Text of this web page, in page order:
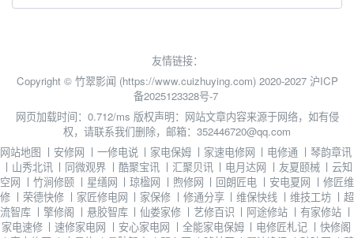
友情链接：
Copyright © 竹翠影闻 (https://www.cuizhuying.com) 2020-2027 沪ICP
备2025123328号-7
网页加载时间：0.712/ms 版权声明：网站文章内容来源于网络，如有侵
权，请联系我们删除，邮箱：352446720@qq.com
网站地图 丨 安修网 丨 一修电说 丨 家电保姆 丨 家速电修网 丨 电修通 丨琴韵章讯
丨 山秀北讯 丨 同微观界 丨 酷聚宝讯 丨 汇聚贝讯 丨 电月达网 丨 友夏颐械 丨云知
空网 丨 竹涧修颐 丨 星缮网 丨琼楹网 丨 煦修网 丨 回朗匠电 丨 安电夏网 丨 修匠维
修 丨 荣德快修 丨 家匠修电网 丨 家保修 丨 修通分享 丨维保快线 丨维技工坊 丨 超
流智库 丨 擎修阁 丨 悬胶智库 丨仙娄家修 丨 艺修百识 丨 阿途修站 丨 有家修站 丨
家电速修 丨 速修家电网 丨 安心家电网 丨 全能家电保姆 丨 电修匠札记 丨 快修阁